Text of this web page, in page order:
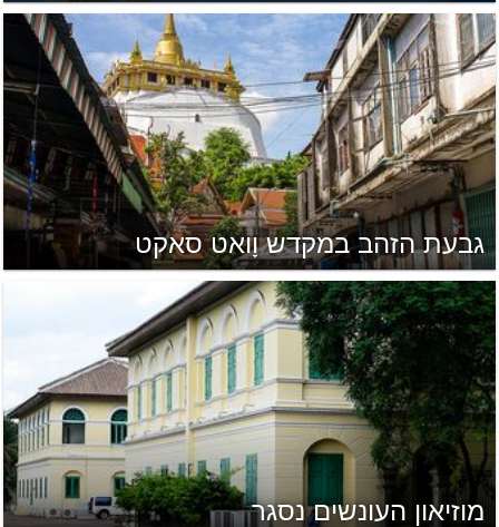
גבעת הזהב במקדש וָואט סאקט
מוזיאון העונשים נסגר